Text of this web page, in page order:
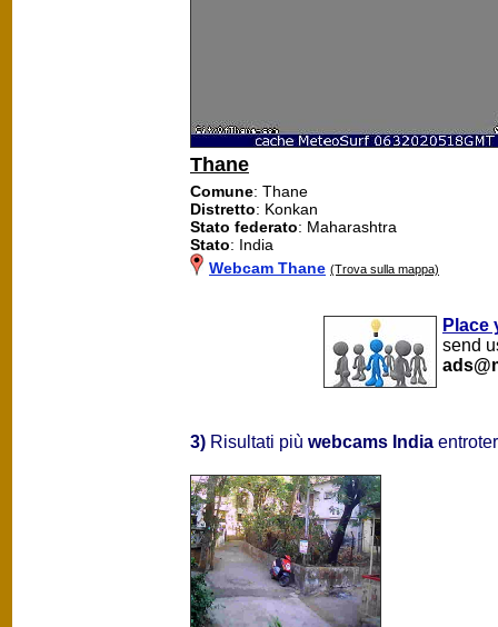
Thane
Comune: Thane
Distretto: Konkan
Stato federato: Maharashtra
Stato: India
Webcam Thane (Trova sulla mappa)
Place
send
3) Risultati più webcams India